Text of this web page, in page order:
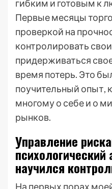
гибким и готовым к
Первые месяцы
проверкой на
контролировать
придерживаться
время потерь. Это
поучительный опыт,
многому о себе и о
рынков.
Управление
психологический
научился
На первых порах